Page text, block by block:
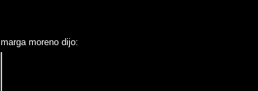
marga moreno dijo: